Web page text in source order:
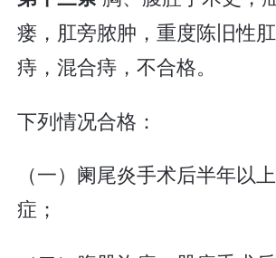
瘘，肛旁脓肿，重度陈旧性
痔，混合痔，不合格。
下列情况合格：
（一）阑尾炎手术后半年以
症；